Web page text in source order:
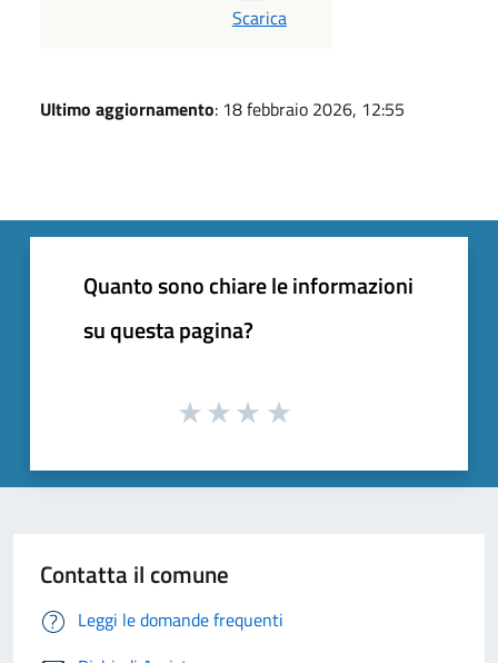
PDF
Scarica
Ultimo aggiornamento: 18 febbraio 2026, 12:55
Quanto sono chiare le informazioni
su questa pagina?
Contatta il comune
Leggi le domande frequenti